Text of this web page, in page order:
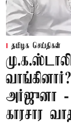
தமிழக செய்திகள்
அர்ஜுனா
காரசார